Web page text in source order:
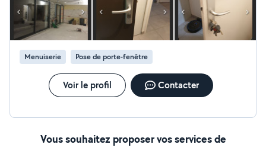
Menuiserie Pose de porte-fenêtre
Voir le profil Contacter
Vous souhaitez proposer vos services de